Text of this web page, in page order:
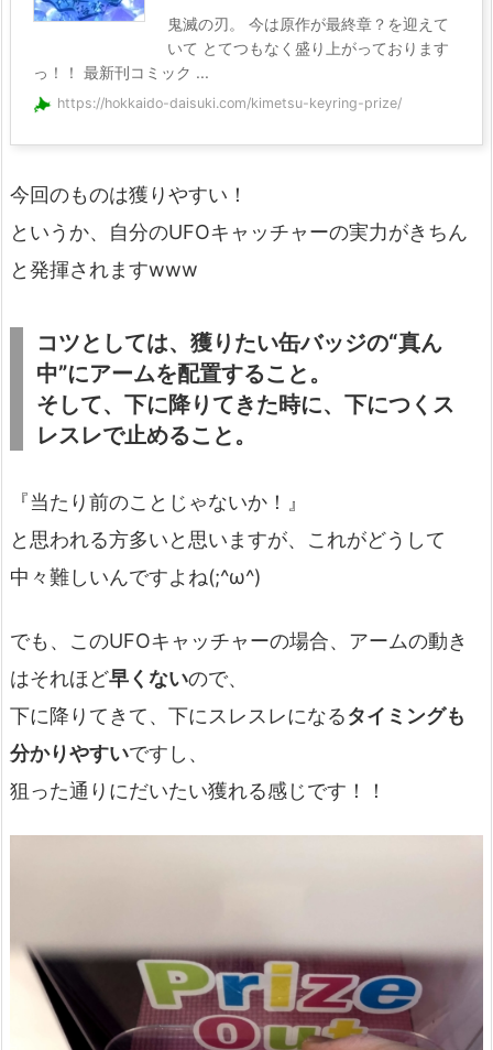
鬼滅の刃。 今は原作が最終章？を迎えて
いて とてつもなく盛り上がっております
っ！！ 最新刊コミック ...
https://hokkaido-daisuki.com/kimetsu-keyring-prize/
今回のものは獲りやすい！
というか、自分のUFOキャッチャーの実力がきちん
と発揮されますwww
コツとしては、獲りたい缶バッジの“真ん
中”にアームを配置すること。
そして、下に降りてきた時に、下につくス
レスレで止めること。
『当たり前のことじゃないか！』
と思われる方多いと思いますが、これがどうして
中々難しいんですよね(;^ω^)
でも、このUFOキャッチャーの場合、アームの動き
はそれほど早くないので、
下に降りてきて、下にスレスレになるタイミングも
分かりやすいですし、
狙った通りにだいたい獲れる感じです！！